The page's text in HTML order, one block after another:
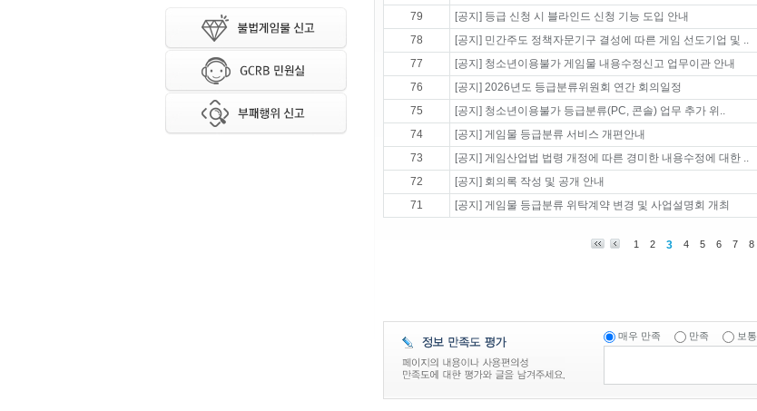
79
[공지] 등급 신청 시 블라인드 신청 기능 도입 안내
78
[공지] 민간주도 정책자문기구 결성에 따른 게임 선도기업 및 ..
77
[공지] 청소년이용불가 게임물 내용수정신고 업무이관 안내
76
[공지] 2026년도 등급분류위원회 연간 회의일정
75
[공지] 청소년이용불가 등급분류(PC, 콘솔) 업무 추가 위..
74
[공지] 게임물 등급분류 서비스 개편안내
73
[공지] 게임산업법 법령 개정에 따른 경미한 내용수정에 대한 ..
72
[공지] 회의록 작성 및 공개 안내
71
[공지] 게임물 등급분류 위탁계약 변경 및 사업설명회 개최
1 2 3 4 5 6 7 8
매우 만족 만족 보통